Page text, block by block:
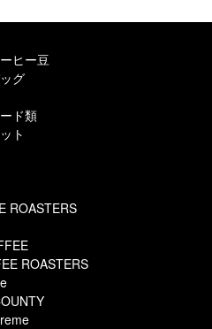
ヒー豆
グ
ド類
ト
ROASTERS
ROASTERS